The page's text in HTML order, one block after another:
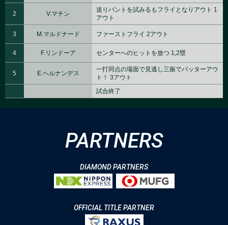
2 V.マチン
送りバントを試みるもフライとなりアウト 1
アウト
3 M.マルドナード ファーストフライ 2アウト
4 F.リンドーア センターへのヒットを放つ 1,2塁
5 E.ヘルナンデス
一打同点の場面で見逃し三振でバッターアウ
ト！ 3アウト
試合終了
PARTNERS
DIAMOND PARTNERS
OFFICIAL TITLE PARTNER